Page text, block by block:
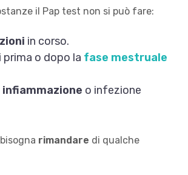
il Pap test non si può fare:
in corso.
o dopo la fase mestruale
infiammazione o infezione
rimandare di qualche